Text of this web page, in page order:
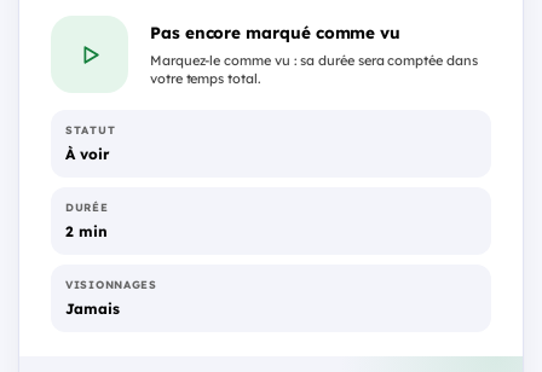
Pas encore marqué comme vu
Marquez-le comme vu : sa durée sera comptée dans
votre temps total.
STATUT
À voir
DURÉE
2 min
VISIONNAGES
Jamais